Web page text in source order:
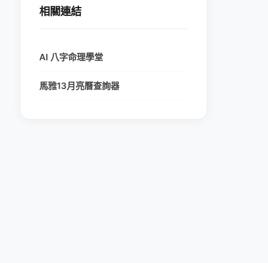
相關連結
AI 八字命理學堂
馬雅13月亮曆查詢器